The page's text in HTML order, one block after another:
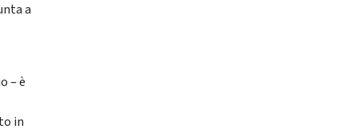
a
– è
in